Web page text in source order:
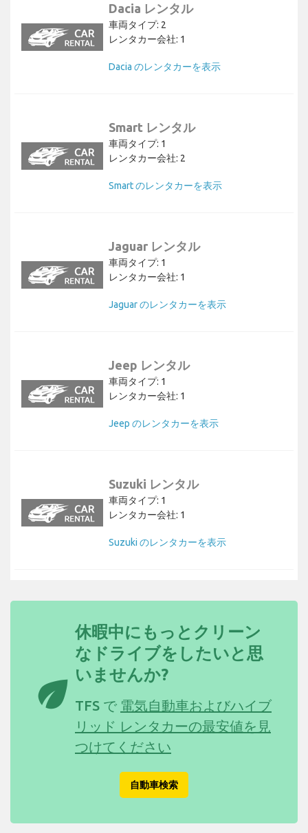
Dacia レンタル
車両タイプ: 2
レンタカー会社: 1
Dacia のレンタカーを表示
Smart レンタル
車両タイプ: 1
レンタカー会社: 2
Smart のレンタカーを表示
Jaguar レンタル
車両タイプ: 1
レンタカー会社: 1
Jaguar のレンタカーを表示
Jeep レンタル
車両タイプ: 1
レンタカー会社: 1
Jeep のレンタカーを表示
Suzuki レンタル
車両タイプ: 1
レンタカー会社: 1
Suzuki のレンタカーを表示
eco
休暇中にもっとクリーン
なドライブをしたいと思
いませんか?
TFS で 電気自動車およびハイブ
リッド レンタカーの最安値を見
つけてください
自動車検索